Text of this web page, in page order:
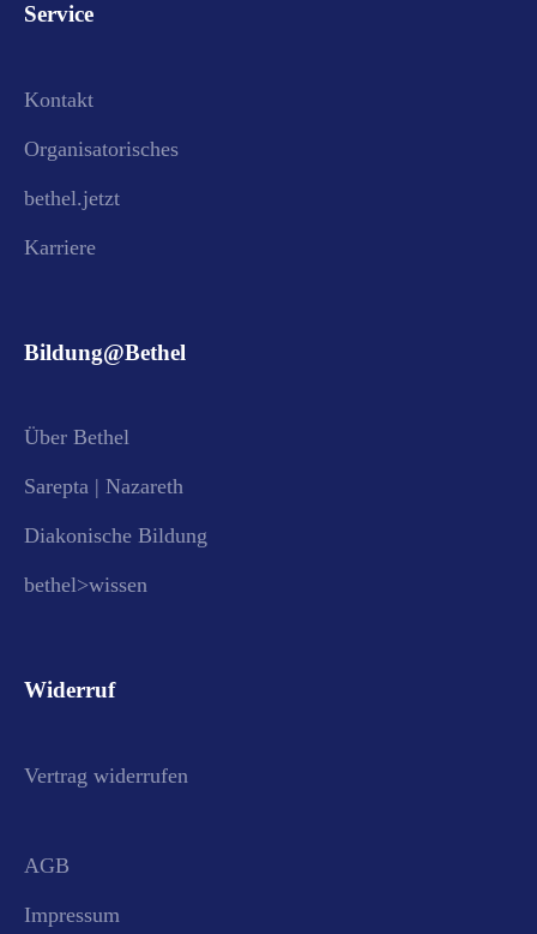
Service
Kontakt
Organisatorisches
bethel.jetzt
Karriere
Bildung@Bethel
Über Bethel
Sarepta | Nazareth
Diakonische Bildung
bethel>wissen
Widerruf
Vertrag widerrufen
AGB
Impressum